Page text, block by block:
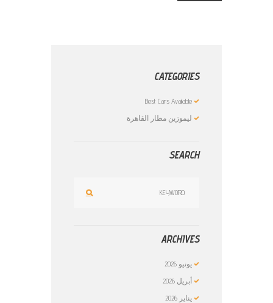
CATEGORIES
Best Cars Available
ليموزين مطار القاهرة
SEARCH
ARCHIVES
يونيو2026
أبريل2026
يناير2026